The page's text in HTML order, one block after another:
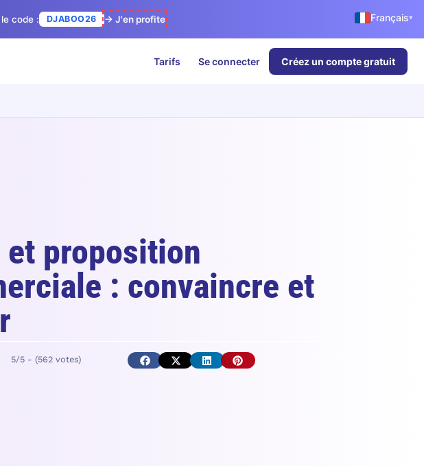
code : DJABOO26 → J'en profite Français▾
Tarifs Se connecter Créez un compte gratuit
et proposition
: convaincre et
5/5 - (562 votes)